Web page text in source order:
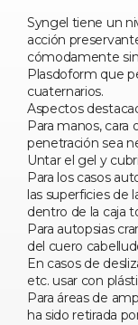
Syngel tiene un
acción
cómodamente
Plasdoform que
cuaternarios.
Aspectos
Para manos, cara
penetración sea
Untar el gel y
Para los casos
las superficies de
dentro de la caja
Para autopsias
del cuero
En casos de
etc. usar con
Para áreas de
ha sido retirada